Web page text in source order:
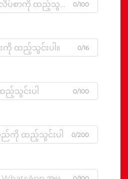
0/100
0/16
0/100
0/200